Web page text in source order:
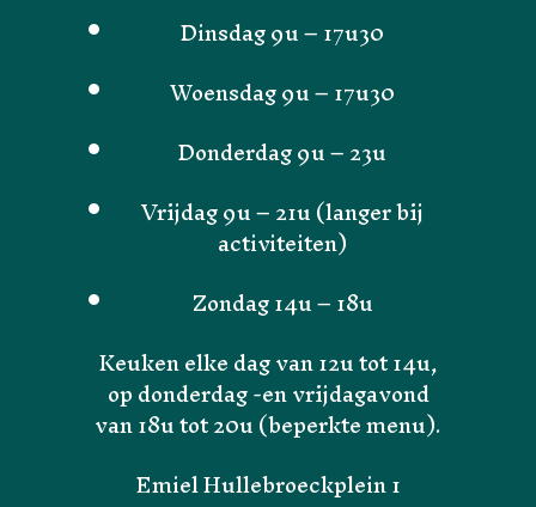
Dinsdag 9u – 17u30
Woensdag 9u – 17u30
Donderdag 9u – 23u
Vrijdag 9u – 21u (langer bij
activiteiten)
Zondag 14u – 18u
Keuken elke dag van 12u tot 14u,
op donderdag -en vrijdagavond
van 18u tot 20u (beperkte menu).
Emiel Hullebroeckplein 1